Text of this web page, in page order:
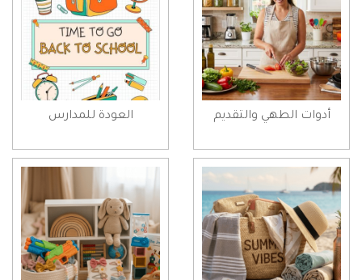
أدوات الطهي والتقديم العودة للمدارس